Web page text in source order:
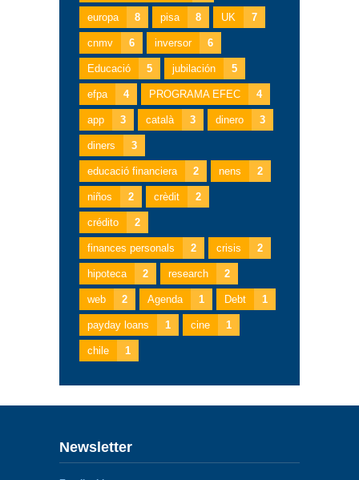
europa 8 pisa 8 UK 7
cnmv 6 inversor 6
Educació 5 jubilación 5
efpa 4 PROGRAMA EFEC 4
app 3 català 3 dinero 3
diners 3
educació financiera 2 nens 2
niños 2 crèdit 2
crédito 2
finances personals 2 crisis 2
hipoteca 2 research 2
web 2 Agenda 1 Debt 1
payday loans 1 cine 1
chile 1
Newsletter